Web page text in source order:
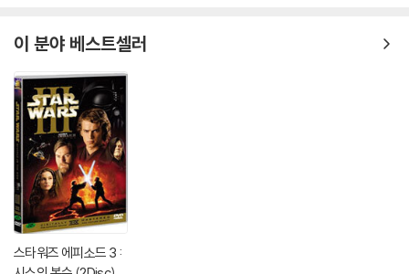
이 분야 베스트셀러
스타워즈 에피소드 3 :